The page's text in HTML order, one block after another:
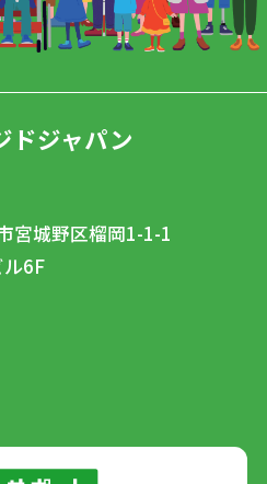
ドジャパン
宮城野区榴岡1-1-1
6F